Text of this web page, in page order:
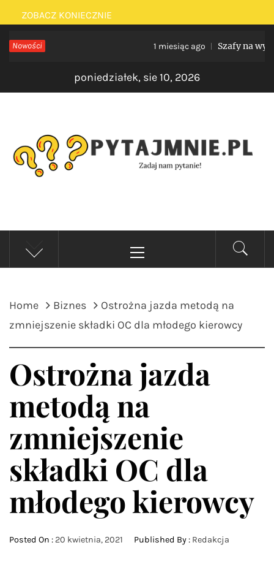
Skip
to
content
ZOBACZ KONIECZNIE
Nowości 1 miesiąc ago Szafy na wymiar
poniedziałek, sie 10, 2026
PYTAJMNIE.PL
Zadaj nam pytanie!
Menu
Home Biznes
Ostrożna jazda metodą na
zmniejszenie składki OC dla młodego kierowcy
Ostrożna jazda
metodą na
zmniejszenie
składki OC dla
młodego kierowcy
Posted On : 20 kwietnia, 2021 Published By : Redakcja